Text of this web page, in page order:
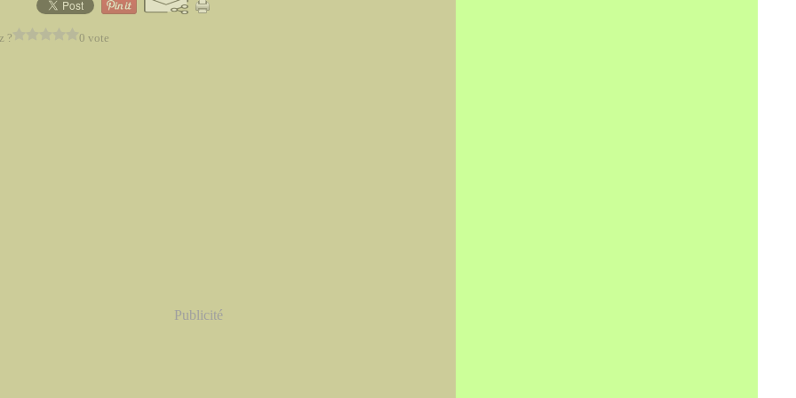
? 0 vote
Publicité